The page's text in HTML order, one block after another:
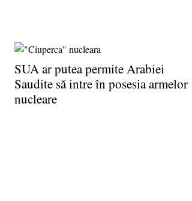
SUA ar putea permite Arabiei
Saudite să intre în posesia armelor
nucleare